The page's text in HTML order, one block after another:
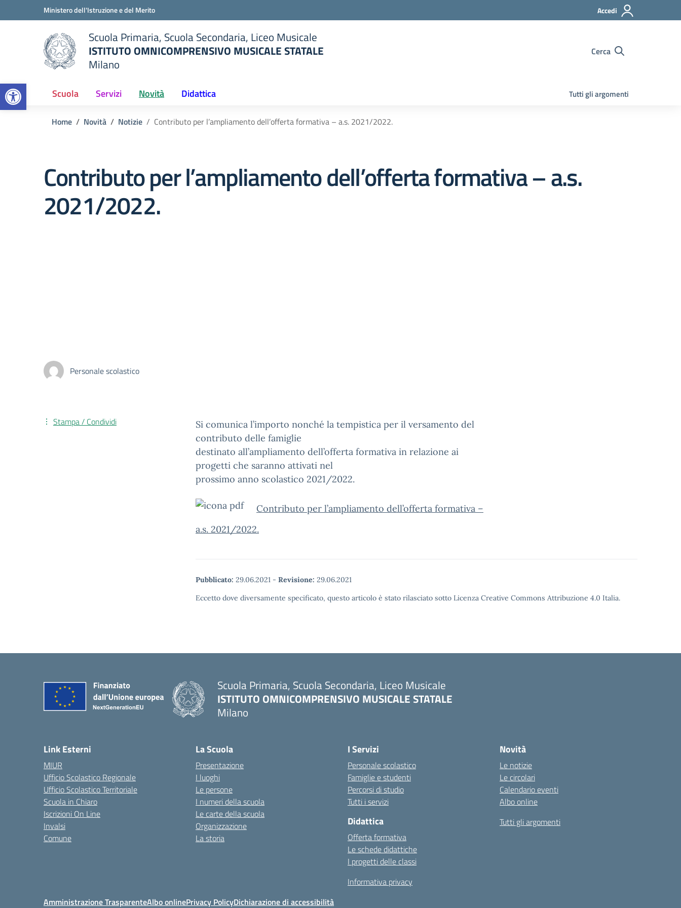
Open toolbar
Vai ai contenuti
Vai al menu di navigazioneMinistero dell'Istruzione e del Merito Accedi
scuola
Scuola Primaria, Scuola Secondaria, Liceo Musicale
ISTITUTO OMNICOMPRENSIVO MUSICALE STATALE
Milano
Cerca
Scuola Servizi Novità Didattica Tutti gli argomenti
Home Novità Notizie Contributo per l’ampliamento dell’offerta formativa – a.s. 2021/2022.
Contributo per l’ampliamento dell’offerta formativa – a.s.
2021/2022.
Personale scolastico
Si comunica l’importo nonché la tempistica per il versamento del
contributo delle famiglie
destinato all’ampliamento dell’offerta formativa in relazione ai
progetti che saranno attivati nel
prossimo anno scolastico 2021/2022.
Contributo per l’ampliamento dell’offerta formativa –
a.s. 2021/2022.
Pubblicato: 29.06.2021 - Revisione: 29.06.2021
Eccetto dove diversamente specificato, questo articolo è stato rilasciato sotto Licenza Creative Commons Attribuzione 4.0 Italia.
Stampa / Condividi
Scuola Primaria, Scuola Secondaria, Liceo Musicale
ISTITUTO OMNICOMPRENSIVO MUSICALE STATALE
Milano
Link Esterni
MIUR
Ufficio Scolastico Regionale
Ufficio Scolastico Territoriale
Scuola in Chiaro
Iscrizioni On Line
Invalsi
Comune
La Scuola
Presentazione
I luoghi
Le persone
I numeri della scuola
Le carte della scuola
Organizzazione
La storia
I Servizi
Personale scolastico
Famiglie e studenti
Percorsi di studio
Tutti i servizi
Didattica
Offerta formativa
Le schede didattiche
I progetti delle classi
Informativa privacy
Novità
Le notizie
Le circolari
Calendario eventi
Albo online
Tutti gli argomenti
Amministrazione TrasparenteAlbo onlinePrivacy PolicyDichiarazione di accessibilità